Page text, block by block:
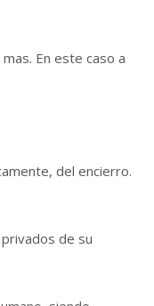
En este caso a
del encierro.
de su